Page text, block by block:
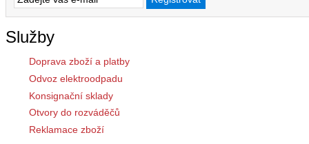
Služby
Doprava zboží a platby
Odvoz elektroodpadu
Konsignační sklady
Otvory do rozváděčů
Reklamace zboží